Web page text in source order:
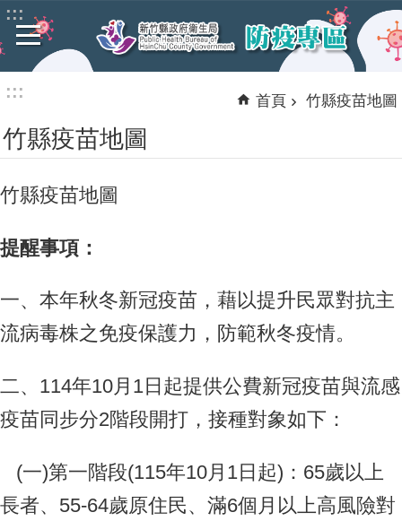
跳到主要內容區塊
階
搜
尋
19
苗
專
縣
地
圖
19
檢
:::
::: 首頁 竹縣疫苗地圖
竹縣疫苗地圖
竹縣疫苗地圖
提醒事項：
一、本年秋冬新冠疫苗，藉以提升民眾對抗主
流病毒株之免疫保護力，防範秋冬疫情。
二、114年10月1日起提供公費新冠疫苗與流感
疫苗同步分2階段開打，接種對象如下：
(一)第一階段(115年10月1日起)：65歲以上
長者、55-64歲原住民、滿6個月以上高風險對